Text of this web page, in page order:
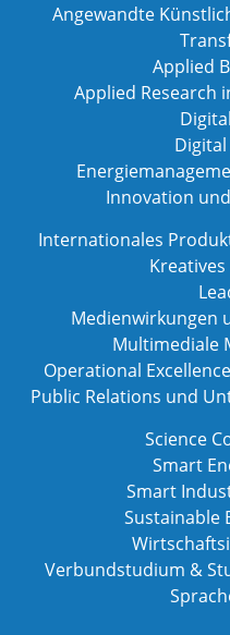
Angewandte
Applied
Applied Research
Innovation
Internationales
Medienwirkungen
Multimediale
Operational
Public Relations und
Science
Smart
Smart
Sustainable
Verbundstudium &